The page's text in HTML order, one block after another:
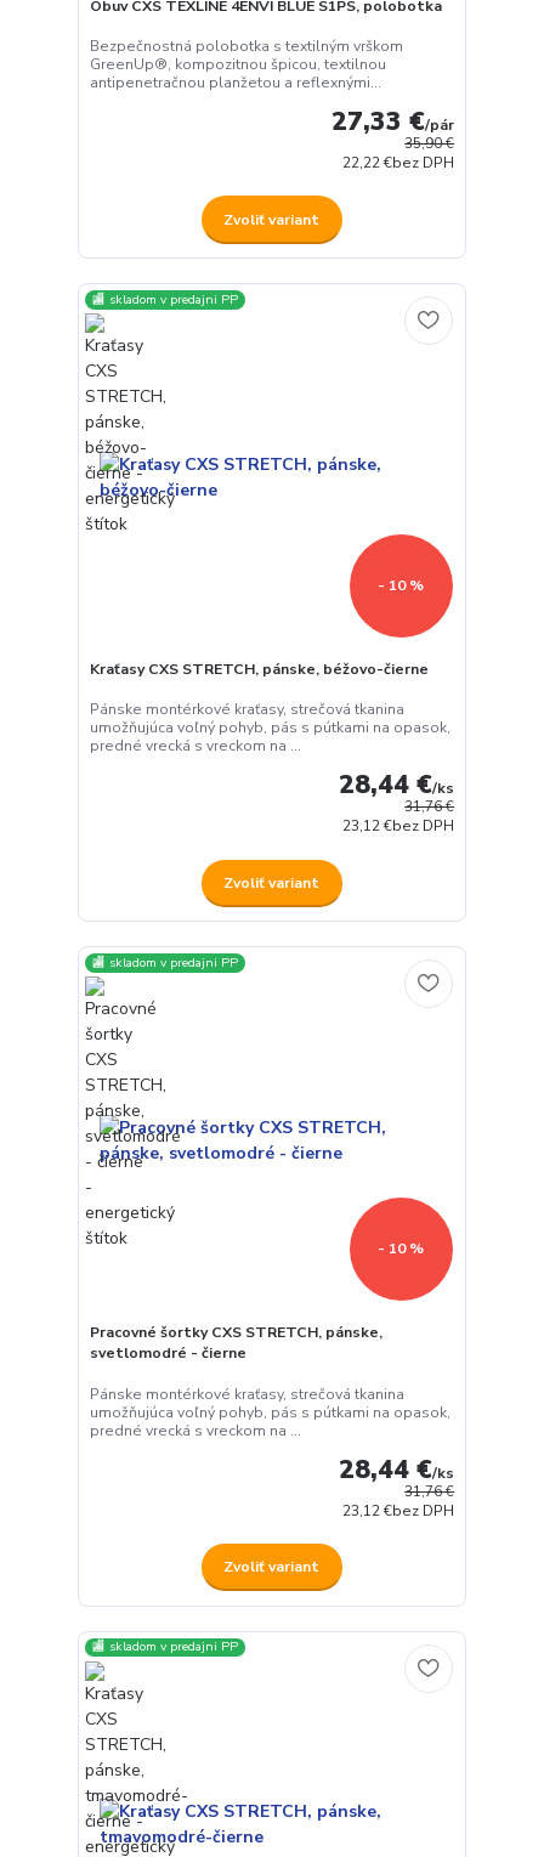
Obuv CXS TEXLINE 4ENVI BLUE S1PS, polobotka
Bezpečnostná polobotka s textilným vrškom
GreenUp®, kompozitnou špicou, textilnou
antipenetračnou planžetou a reflexnými...
35,90 €
27,33 €/pár
22,22 €bez DPH
Zvoliť variant
🏬 skladom v predajni PP
- 10 %
Kraťasy CXS STRETCH, pánske, béžovo-čierne
Pánske montérkové kraťasy, strečová tkanina
umožňujúca voľný pohyb, pás s pútkami na opasok,
predné vrecká s vreckom na ...
31,76 €
28,44 €/ks
23,12 €bez DPH
Zvoliť variant
🏬 skladom v predajni PP
- 10 %
Pracovné šortky CXS STRETCH, pánske,
svetlomodré - čierne
Pánske montérkové kraťasy, strečová tkanina
umožňujúca voľný pohyb, pás s pútkami na opasok,
predné vrecká s vreckom na ...
31,76 €
28,44 €/ks
23,12 €bez DPH
Zvoliť variant
🏬 skladom v predajni PP
Používame cookies aby sme skvalitnili služby. Používaním tejto
stránky súhlasíte s ukladaním cookies.
Ďalšie informácie
Súhlas môžete odmietnuťtu.